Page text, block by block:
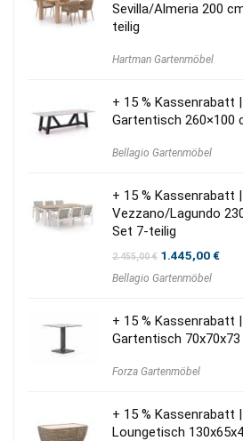
Sevilla/Almeria 200
teilig
Hartman Gartenmöbel
+ 15 % Kassenrabatt
Gartentisch 260×100
Bellagio Gartenmöbel
+ 15 % Kassenrabatt
Vezzano/Lagundo
Set 7-teilig
2.455,00€ Ursprünglicher
war:
1.445,00€
Bellagio Gartenmöbel
+ 15 % Kassenrabatt
Gartentisch
Forza Gartenmöbel
+ 15 % Kassenrabatt
Loungetisch